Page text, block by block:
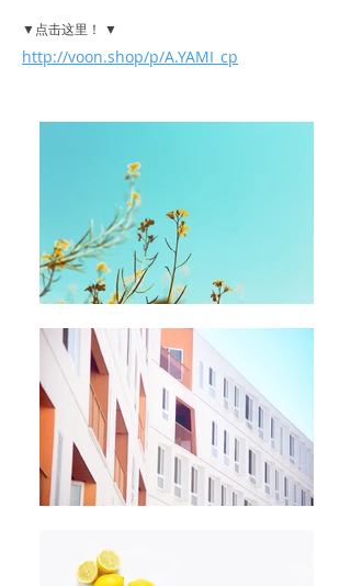
▼点击这里！ ▼
http://voon.shop/p/A.YAMI_cp